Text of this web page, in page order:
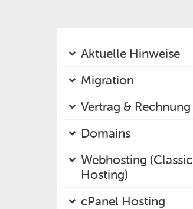
Aktuelle Hinweise
Migration
Vertrag & Rechnung
Domains
Webhosting (Classic
Hosting)
cPanel Hosting